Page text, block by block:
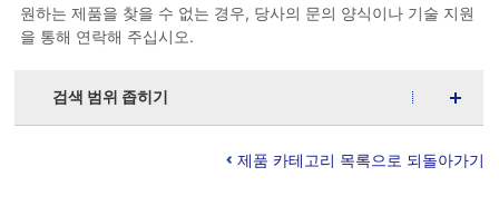
원하는 제품을 찾을 수 없는 경우, 당사의 문의 양식이나 기술 지원
을 통해 연락해 주십시오.
검색 범위 좁히기
제품 카테고리 목록으로 되돌아가기